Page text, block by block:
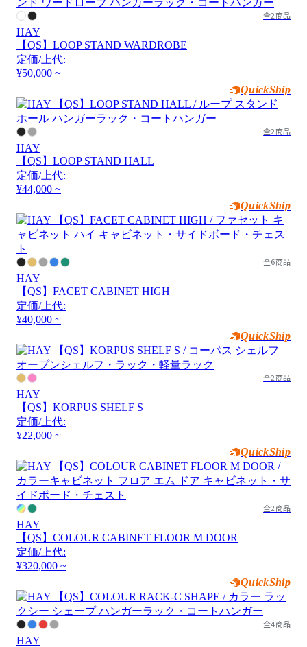
全2商品
HAY
【QS】LOOP STAND WARDROBE
定価/上代:
¥50,000 ~
QuickShip
全2商品
HAY
【QS】LOOP STAND HALL
定価/上代:
¥44,000 ~
QuickShip
全6商品
HAY
【QS】FACET CABINET HIGH
定価/上代:
¥40,000 ~
QuickShip
全2商品
HAY
【QS】KORPUS SHELF S
定価/上代:
¥22,000 ~
QuickShip
全2商品
HAY
【QS】COLOUR CABINET FLOOR M DOOR
定価/上代:
¥320,000 ~
QuickShip
全4商品
HAY